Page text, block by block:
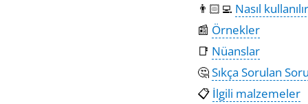
👨🏻‍💻 Nasıl
📰 Örnekler
📑 Nüanslar
🤔Sıkça Sorulan
📋 İlgili malzemeler